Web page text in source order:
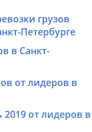
грузов
Петербурге
в Санкт-
от лидеров в
от лидеров в